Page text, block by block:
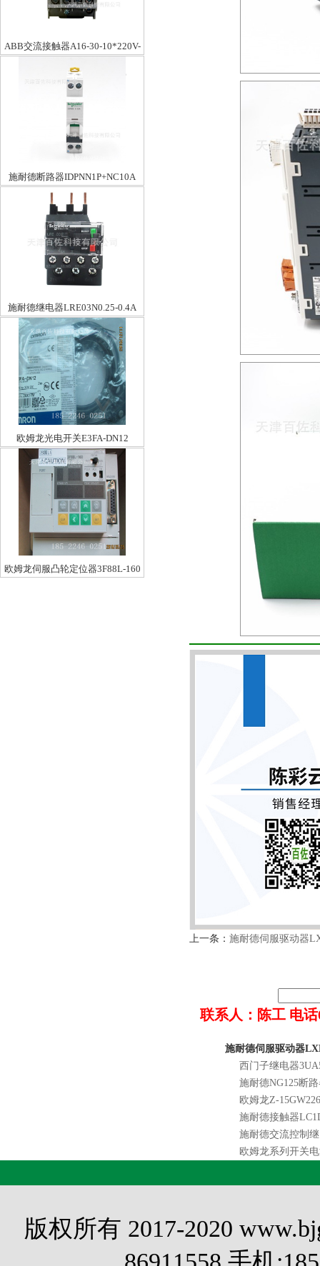
ABB交流接触器A16-30-10*220V-
230V50HZ/230-240V60HZ
施耐德断路器IDPNN1P+NC10A
施耐德继电器LRE03N0.25-0.4A
欧姆龙光电开关E3FA-DN12
欧姆龙伺服凸轮定位器3F88L-160
上一条：施耐德伺服驱动器
联系人：陈工 电话
施耐德伺服驱动器
西门子继电器
施耐德NG125断
欧姆龙Z-
施耐德接触器
施耐德交流控制
欧姆龙系列开关
版权所有 2017-2020